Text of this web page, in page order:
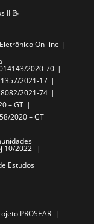
II 📝
On-line
2020-70
2021-17
2021-74
– GT
2020 – GT
10/2022
Estudos
PROSEAR